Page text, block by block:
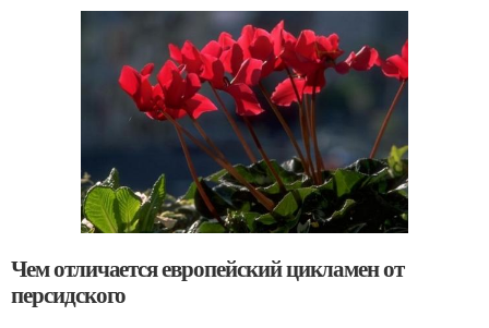
Чем отличается европейский цикламен от
персидского